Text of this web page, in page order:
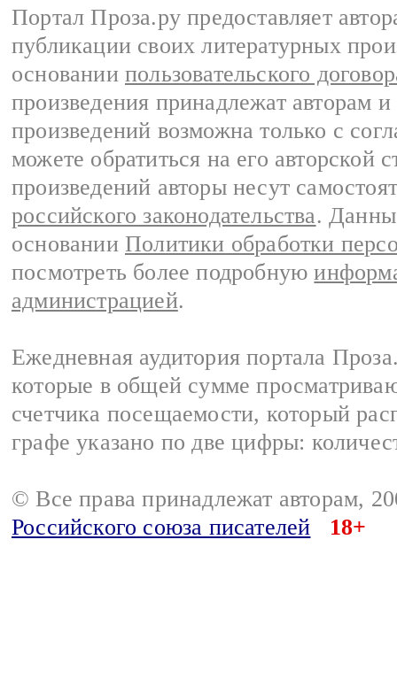
Портал Проза.ру предоставляет
публикации своих литературных
основании пользовательского
произведения принадлежат авторам
произведений возможна только с
можете обратиться на его авторской
произведений авторы несут
российского законодательства.
основании Политики обработки
посмотреть более подробную
администрацией.
Ежедневная аудитория портала
которые в общей сумме
счетчика посещаемости, который
графе указано по две цифры:
© Все права принадлежат авторам,
Российского союза писателей
18+